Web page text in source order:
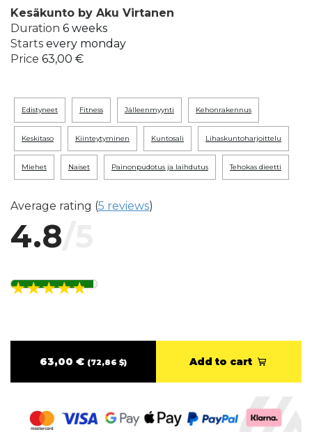
Kesäkunto by Aku Virtanen
Duration 6 weeks
Starts every monday
Price 63,00 €
edistyneet fitness jälleenmyynti kehonrakennus
keskitaso kiinteytyminen kuntosali lihaskuntoharjoittelu
miehet naiset painonpudotus ja laihdutus tehokas dieetti
Average rating (5 reviews)
4.8
63,00 € (72,86 $) Add to cart